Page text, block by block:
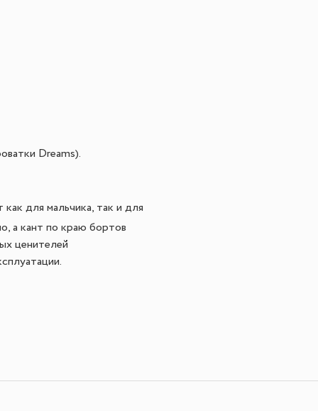
Dreams).
для мальчика, так и для
а кант по краю бортов
ценителей